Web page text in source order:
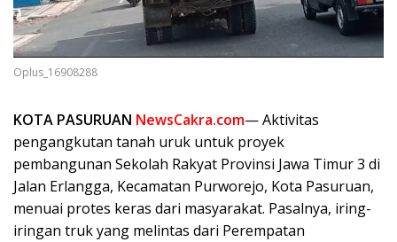
Oplus_16908288
KOTA PASURUAN NewsCakra.com— Aktivitas
pengangkutan tanah uruk untuk proyek
pembangunan Sekolah Rakyat Provinsi Jawa Timur 3 di
Jalan Erlangga, Kecamatan Purworejo, Kota Pasuruan,
menuai protes keras dari masyarakat. Pasalnya, iring-
iringan truk yang melintas dari Perempatan